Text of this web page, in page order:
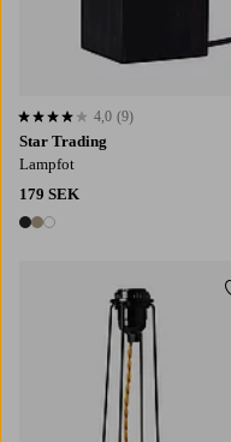
Star Trading
Lampfot
179 SEK
3 färger
4,0 baserat på 9 st betyg
4,0 (9)